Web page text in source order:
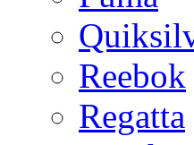
Reebok
Regatta